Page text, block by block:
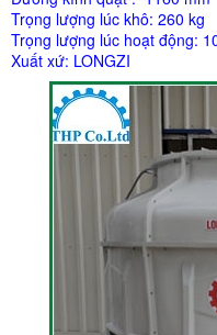
Trọng lượng lúc khô: 260 kg
Trọng lượng lúc hoạt động:
Xuất xứ: LONGZI